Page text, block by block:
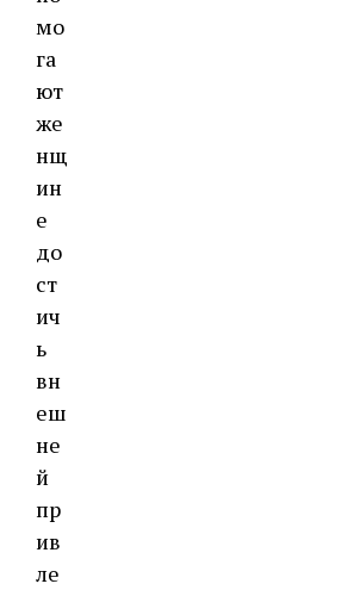
мо
га
ют
же
нщ
ин
е
до
ст
ич
ь
вн
еш
не
й
пр
ив
ле